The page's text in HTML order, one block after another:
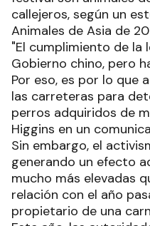
callejeros, según un
Animales de Asia de
"El cumplimiento de la
Gobierno chino, pero
Por eso, es por lo que
las carreteras para
perros adquiridos de
Higgins en un
Sin embargo, el
generando un efecto
mucho más elevadas
relación con el año
propietario de una